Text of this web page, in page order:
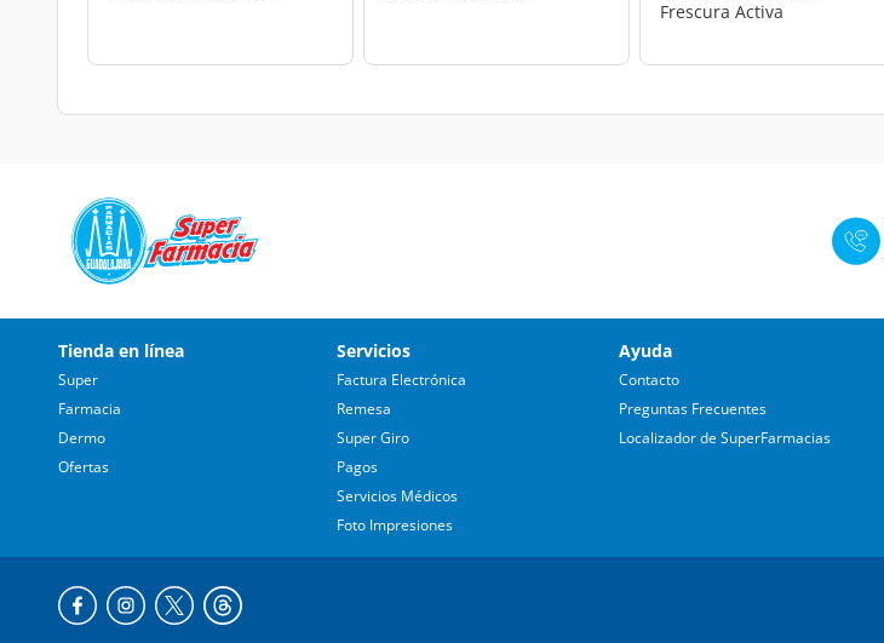
Frescura Activa
Tienda en línea
Super
Farmacia
Dermo
Ofertas
Servicios
Factura Electrónica
Remesa
Super Giro
Pagos
Servicios Médicos
Foto Impresiones
Ayuda
Contacto
Preguntas Frecuentes
Localizador de SuperFarmacias